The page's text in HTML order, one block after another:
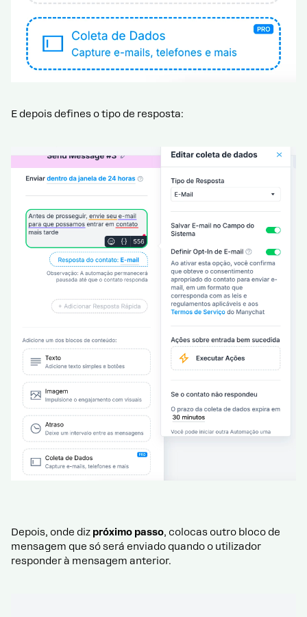
E depois defines o tipo de resposta:
Depois, onde diz próximo passo, colocas outro bloco de
mensagem que só será enviado quando o utilizador
responder à mensagem anterior.